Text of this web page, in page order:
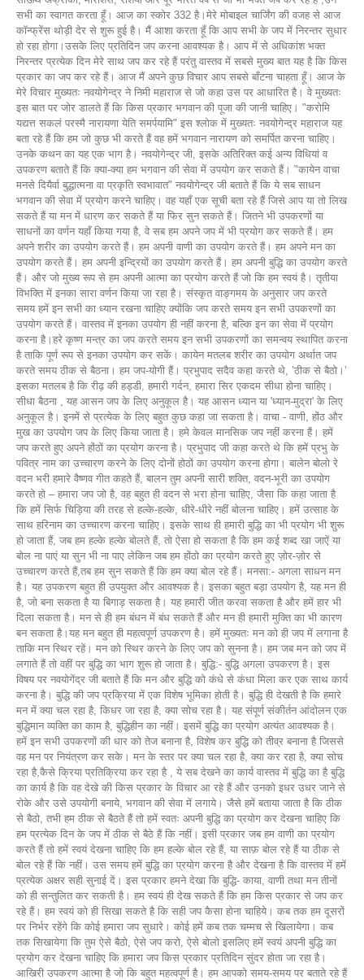
सभी का स्वागत करता हूँ। आज का स्कोर 332 है।मेरे मोबाइल चार्जिंग की वजह से आज
कॉन्फ्रेंस थोड़ी देर से शुरू हुई है। मैं आशा करता हूँ कि आप सभी के जप में निरन्तर सुधार
हो रहा होगा।उसके लिए प्रतिदिन जप करना आवश्यक है। आप में से अधिकांश भक्त
निरन्तर प्रत्येक दिन मेरे साथ जप कर रहे हैं परंतु वास्तव में सबसे मुख्य बात यह है कि किस
प्रकार का जप कर रहे हैं। आज मैं अपने कुछ विचार आप सबसे बाँटना चाहता हूँ। आज के
मेरे विचार मुख्यतः नवयोगेन्द्र ने निमी महाराज से जो कहा उस पर आधारित है। वे मुख्यतः
इस बात पर जोर डालते हैं कि किस प्रकार भगवान की पूजा की जानी चाहिए। "करोमि
यद्यत्त सकलं परस्मै नारायणा येति समर्पयामि" इस श्लोक में मुख्यतः नवयोगेन्द्र महाराज यह
बता रहे हैं कि हम जो कुछ भी करते हैं वह हमें भगवान नारायण को समर्पित करना चाहिए।
उनके कथन का यह एक भाग है। नवयोगेन्द्र जी, इसके अतिरिक्त कई अन्य विधियां व
उपकरण बताते हैं कि क्या-क्या हम भगवान की सेवा में उपयोग कर सकते हैं। "कायेन वाचा
मनसे दियैर्वा बुद्धात्मना वा प्रकृति स्वभावात" नवयोगेन्द्र जी बताते हैं कि ये सब साधन
भगवान की सेवा में प्रयोग करने चाहिए। वह यहाँ एक सूची बता रहे हैं जिसे आप या तो लिख
सकते हैं या मन में धारण कर सकते हैं या फिर सुन सकते हैं। जितने भी उपकरणों या
साधनों का वर्णन यहाँ किया गया है, वे सब हम अपने जप में भी प्रयोग कर सकते हैं। हम
अपने शरीर का उपयोग करते हैं। हम अपनी वाणी का उपयोग करते हैं। हम अपने मन का
उपयोग करते हैं। हम अपनी इन्द्रियों का उपयोग करते हैं। हम अपनी बुद्धि का उपयोग करते
हैं। और जो मुख्य रूप से हम अपनी आत्मा का प्रयोग करते हैं जो कि हम स्वयं है। तृतीया
विभक्ति में इनका सारा वर्णन किया जा रहा है। संस्कृत वाङ्गमय के अनुसार जप करते
समय हमें इन सभी का ध्यान रखना चाहिए क्योंकि जप करते समय इन सभी उपकरणों का
उपयोग करते हैं। वास्तव में इनका उपयोग ही नहीं करना है, बल्कि इन का सेवा में प्रयोग
करना है।हरे कृष्ण मन्त्र का जप करते समय इन सभी उपकरणों का समन्वय स्थापित करना
है ताकि पूर्ण रूप से इनका उपयोग कर सकें। कायेन मतलब शरीर का उपयोग अर्थात जप
करते समय ठीक से बैठना। हम जप-योगी हैं। प्रभुपाद सदैव कहा करते थे, ’ठीक से बैठो।’
इसका मतलब है कि रीढ़ की हड्डी, हमारी गर्दन, हमारा सिर एकदम सीधा होना चाहिए।
सीधा बैठना , यह आसन जप के लिए अनुकूल है। यह आसन ध्यान या 'ध्यान-मुद्रा' के लिए
अनुकूल है। इनमें से प्रत्येक के लिए बहुत कुछ कहा जा सकता है। वाचा - वाणी, होंठ और
मुख का उपयोग जप के लिए किया जाता है। हमे केवल मानसिक जप नहीं करना हैं। हमें
जप करते हुए अपने होंठों का प्रयोग करना है। प्रभुपाद जी कहा करते थे कि हमें प्रभु के
पवित्र नाम का उच्चारण करने के लिए दोनों होठों का उपयोग करना होगा। बालेन बोलो रे
वदन भरी हमारे वैष्णव गीत कहते हैं, बालन तुम अपनी सारी शक्ति, वदन-भूरी का उपयोग
करते हो – हमारा जप जो है, वह बहुत ही वदन से भरा होना चाहिए, जैसा कि कहा जाता है
कि हमें सिर्फ चिड़िया की तरह से हल्के-हल्के, धीरे-धीरे नहीं बोलना चाहिए। हमें उत्साह के
साथ हरिनाम का उच्चारण करना चाहिए। इसके साथ ही हमारी बुद्धि का भी प्रयोग भी शुरू
हो जाता हैं, जब हम हल्के हल्के बोलते हैं, तो ऐसा हो सकता है कि हम कई शब्द खा जाऐं या
बोल ना पाएं या सुन भी ना पाए लेकिन जब हम होंठो का प्रयोग करते हुए ज़ोर-ज़ोर से
उच्चारण करते हैं,तब हम सुन सकते हैं कि हम क्या बोल रहे हैं। मनसा:- अगला साधन मन
है। यह उपकरण बहुत ही उपयुक्त और आवश्यक है। इसका बहुत बड़ा उपयोग है, यह मन ही
है, जो बना सकता है या बिगाड़ सकता है। यह हमारी जीत करवा सकता है और हमें हार भी
दिला सकता है। मन से ही हम बंधन में बंध सकते हैं और मन ही हमारी मुक्ति का भी कारण
बन सकता है।यह मन बहुत ही महत्वपूर्ण उपकरण है। हमें मुख्यतः मन को ही जप में लगाना है
ताकि मन स्थिर रहें। मन को स्थिर करने के लिए जप को सुनना है। हम जब मन को जप में
लगाते हैं तो वहीं पर बुद्धि का भाग शुरू हो जाता है। बुद्धि:- बुद्धि अगला उपकरण है। इस
विषय पर नवयोगेंद्र जी बताते हैं कि मन और बुद्धि को कंधे से कंधा मिला कर एक साथ कार्य
करना है। बुद्धि की जप प्रक्रिया में एक विशेष भूमिका होती है। बुद्धि ही देखती है कि हमारे
मन में क्या चल रहा है, किधर जा रहा है, क्या सोच रहा है। यह संपूर्ण संकीर्तन आंदोलन एक
बुद्धिमान व्यक्ति का काम है, बुद्धिहीन का नहीं। इसमें बुद्धि का प्रयोग अत्यंत आवश्यक है।
हमें इन सभी उपकरणों की धार को तेज बनाना है, विशेष कर बुद्धि को तीव्र बनाना है जिससे
वह मन पर नियंत्रण कर सके। मन के स्तर पर क्या चल रहा है, क्या कर रहा है, क्या सोच
रहा है,कैसे क्रिया प्रतिक्रिया कर रहा है , ये सब देखने का कार्य वास्तव में बुद्धि का है बुद्धि
का कार्य है कि वह देखे की किस प्रकार के विचार आ रहे हैं और उनको इधर उधर जाने से
रोके और उसे उपयोगी बनाये, भगवान की सेवा में लगाये। जैसे हमें बताया जाता है कि ठीक
से बैठो, तभी हम ठीक से बैठते हैं तो हमें स्वतः अपनी बुद्धि का प्रयोग कर देखना चाहिए कि
हम प्रत्येक दिन के जप में ठीक से बैठे हैं कि नहीं। इसी प्रकार जब हम वाणी का प्रयोग
करते हैं तो हमें स्वयं देखना चाहिए कि हम हल्के बोल रहे हैं, या साफ़ बोल रहे हैं या ठीक से
बोल रहे हैं कि नहीं। उस समय हमें बुद्धि का प्रयोग करना है और देखना है कि वास्तव में हमें
प्रत्येक अक्षर सही सुनाई दें। इस प्रकार हमने देखा कि बुद्धि- काया, वाणी तथा मन तीनों
को ही सन्तुलित कर सकती है। हम स्वयं ही देख सकते हैं कि हम किस प्रकार से जप कर
रहे हैं। हम स्वयं को ही सिखा सकते है कि सही जप कैसा होना चाहिये। कब तक हम दूसरों
पर निर्भर रहेंगे कि कोई हमारा जप सुधारे। कोई हमें कब तक चम्मच से खिलायेगा। कब
तक सिखायेगा कि तुम ऐसे बैठो, ऐसे जप करो, ऐसे बोलो इसलिए हमें स्वयं अपनी बुद्धि का
प्रयोग कर देखना चाहिए कि हमारा जप किस प्रकार प्रतिदिन सुंदर होता जा रहा है।
आखिरी उपकरण आत्मा है जो कि बहुत महत्वपूर्ण है। हम आपको समय-समय पर बताते रहे हैं